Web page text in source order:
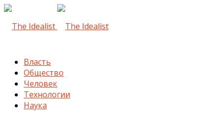
Власть
Общество
Человек
Технологии
Наука